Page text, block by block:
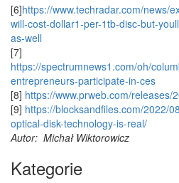
[6]https://www.techradar.com/news/
will-cost-dollar1-per-1tb-disc-but-
as-well
[7]
https://spectrumnews1.com/oh/
entrepreneurs-participate-in-ces
[8] https://www.prweb.com/releases/
[9] https://blocksandfiles.com/2022/
optical-disk-technology-is-real/
Autor: Michał Wiktorowicz
Kategorie